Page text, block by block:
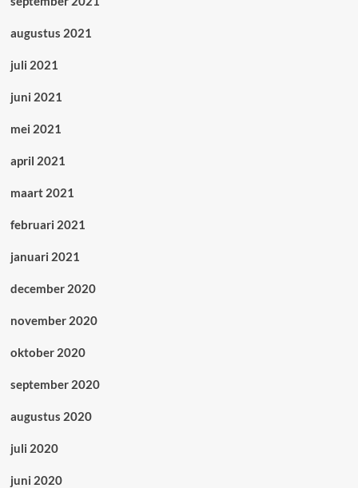
augustus 2021
juli 2021
juni 2021
mei 2021
april 2021
maart 2021
februari 2021
januari 2021
december 2020
november 2020
oktober 2020
september 2020
augustus 2020
juli 2020
juni 2020